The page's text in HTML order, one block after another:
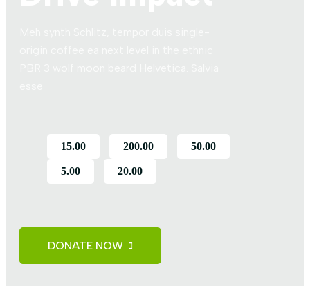
15.00 200.00 50.00
5.00 20.00
DONATE NOW